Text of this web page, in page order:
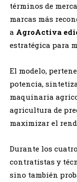
términos de
marcas más
a AgroActiva
estratégica para
El modelo,
potencia,
maquinaria
agricultura de
maximizar el
Durante los
contratistas y
sino también